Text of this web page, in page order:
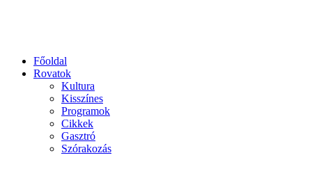
Főoldal
Rovatok
Kultura
Kisszínes
Programok
Cikkek
Gasztró
Szórakozás